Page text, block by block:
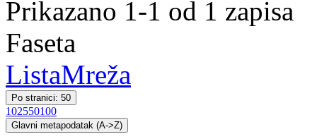
Prikazano 1-1 od 1 zapisa
Faseta
ListaMreža
Po stranici: 50
102550100
Glavni metapodatak (A->Z)